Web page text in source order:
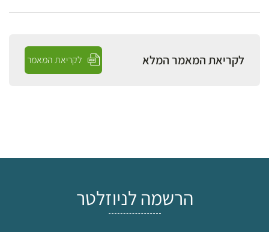
לקריאת המאמר המלא לקריאת המאמר
הרשמה לניוזלטר